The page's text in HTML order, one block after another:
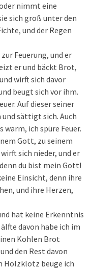
nimmt eine
sich groß unter den
und der Regen
Feuerung, und er
er und bäckt Brot,
wirft sich davor
beugt sich vor ihm.
Auf dieser seiner
sättigt sich. Auch
warm, ich spüre Feuer.
Gott, zu seinem
sich nieder, und er
du bist mein Gott!
Einsicht, denn ihre
und ihre Herzen,
hat keine Erkenntnis
davon habe ich im
Kohlen Brot
den Rest davon
Holzklotz beuge ich